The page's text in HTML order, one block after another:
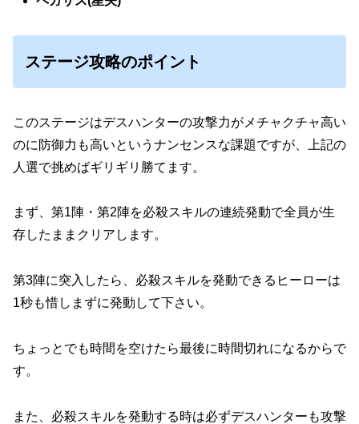
ステージ攻略のポイント
このステージはデスハンターの攻撃力がメチャクチャ高い
のに防御力も高いというナンセンスな課題ですが、上記の
人選で挑めばギリギリ勝てます。
まず、第1陣・第2陣を必殺スキルの連続発動で全員が生
存したままクリアします。
第3陣に突入したら、必殺スキルを発動できるヒーローは
1秒も惜しまずに発動して下さい。
ちょっとでも時間を空けたら最後に時間切れになるからで
す。
また、必殺スキルを発動する時は必ずデスハンターも攻撃